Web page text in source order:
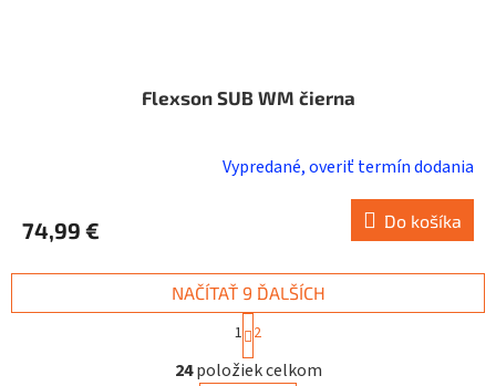
Flexson SUB WM čierna
Vypredané, overiť termín dodania
74,99 € Do košíka
O
v
NAČÍTAŤ 9 ĎALŠÍCH
t
r
á
1 2
24položiek celkom